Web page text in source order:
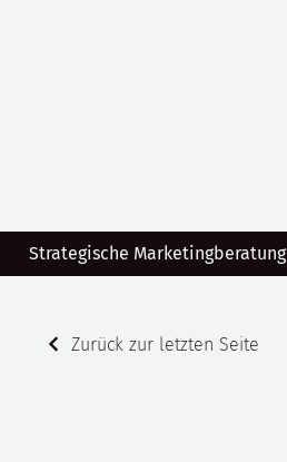
Strategische Marketingberatung
Zurück zur letzten Seite